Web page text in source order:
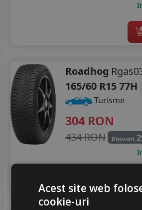
235/45R18
245/45R18
205/55R19
235/35R19
235/40R19
235/50R19
Roadhog
165/60 R15 77H
Turisme
304 RON
434 RON Discount
Acest site web
cookie-uri